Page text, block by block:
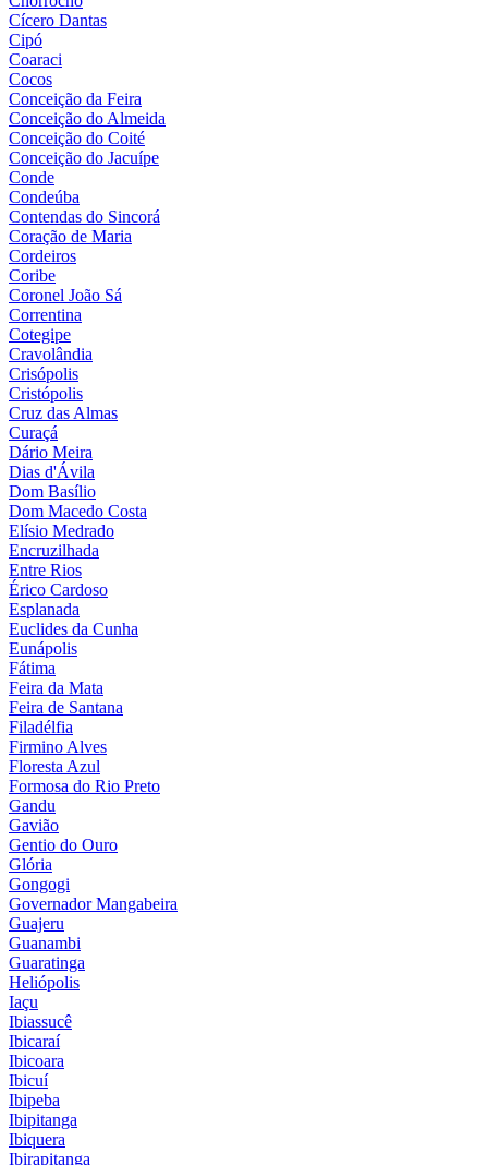
Cícero Dantas
Cipó
Coaraci
Cocos
Conceição da Feira
Conceição do Almeida
Conceição do Coité
Conceição do Jacuípe
Conde
Condeúba
Contendas do Sincorá
Coração de Maria
Cordeiros
Coribe
Coronel João Sá
Correntina
Cotegipe
Cravolândia
Crisópolis
Cristópolis
Cruz das Almas
Curaçá
Dário Meira
Dias d'Ávila
Dom Basílio
Dom Macedo Costa
Elísio Medrado
Encruzilhada
Entre Rios
Érico Cardoso
Esplanada
Euclides da Cunha
Eunápolis
Fátima
Feira da Mata
Feira de Santana
Filadélfia
Firmino Alves
Floresta Azul
Formosa do Rio Preto
Gandu
Gavião
Gentio do Ouro
Glória
Gongogi
Governador Mangabeira
Guajeru
Guanambi
Guaratinga
Heliópolis
Iaçu
Ibiassucê
Ibicaraí
Ibicoara
Ibicuí
Ibipeba
Ibipitanga
Ibiquera
Ibirapitanga